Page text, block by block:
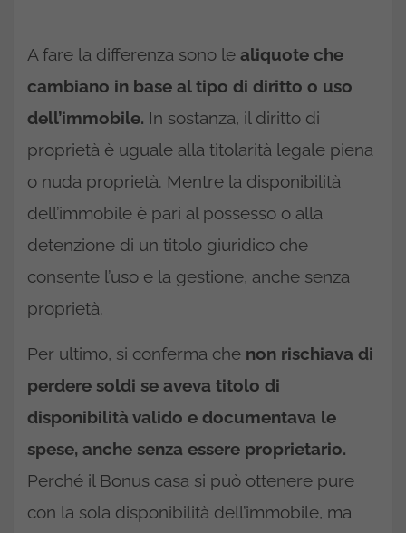
A fare la differenza sono le aliquote che
cambiano in base al tipo di diritto o uso
dell’immobile. In sostanza, il diritto di
proprietà è uguale alla titolarità legale piena
o nuda proprietà. Mentre la disponibilità
dell’immobile è pari al possesso o alla
detenzione di un titolo giuridico che
consente l’uso e la gestione, anche senza
proprietà.
Per ultimo, si conferma che non rischiava di
perdere soldi se aveva titolo di
disponibilità valido e documentava le
spese, anche senza essere proprietario.
Perché il Bonus casa si può ottenere pure
con la sola disponibilità dell’immobile, ma